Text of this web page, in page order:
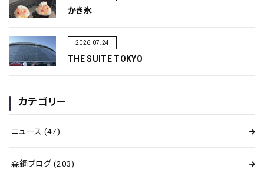
かき氷
2026.07.24
THE SUITE TOKYO
カテゴリー
ニュース (47)
森鋼ブログ (203)